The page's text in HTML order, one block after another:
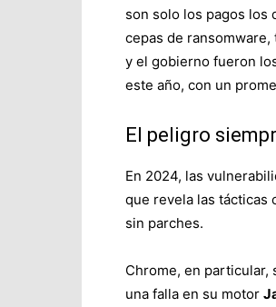
son solo los pagos los
cepas de ransomware,
y el gobierno fueron
este año, con un
El peligro
En 2024, las
que revela las tácticas
sin parches.
Chrome, en particular,
una falla en su motor